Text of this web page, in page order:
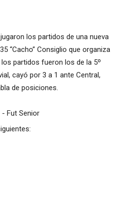
los partidos de una nueva
“Cacho” Consiglio que organiza
partidos fueron los de la 5º
cayó por 3 a 1 ante Central,
de posiciones.